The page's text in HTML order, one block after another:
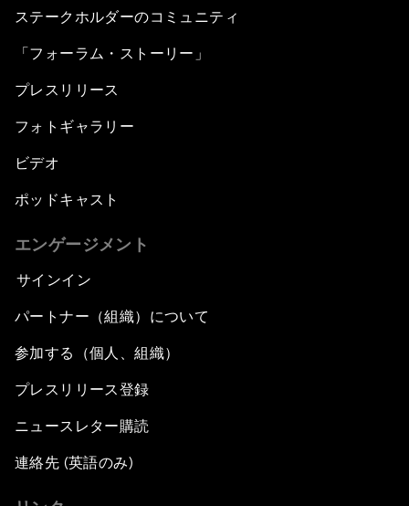
ステークホルダーのコミュニティ
「フォーラム・ストーリー」
プレスリリース
フォトギャラリー
ビデオ
ポッドキャスト
エンゲージメント
サインイン
パートナー（組織）について
参加する（個人、組織）
プレスリリース登録
ニュースレター購読
連絡先 (英語のみ)